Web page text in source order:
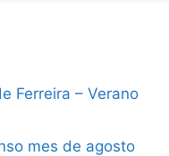
Ferreira – Verano
mes de agosto